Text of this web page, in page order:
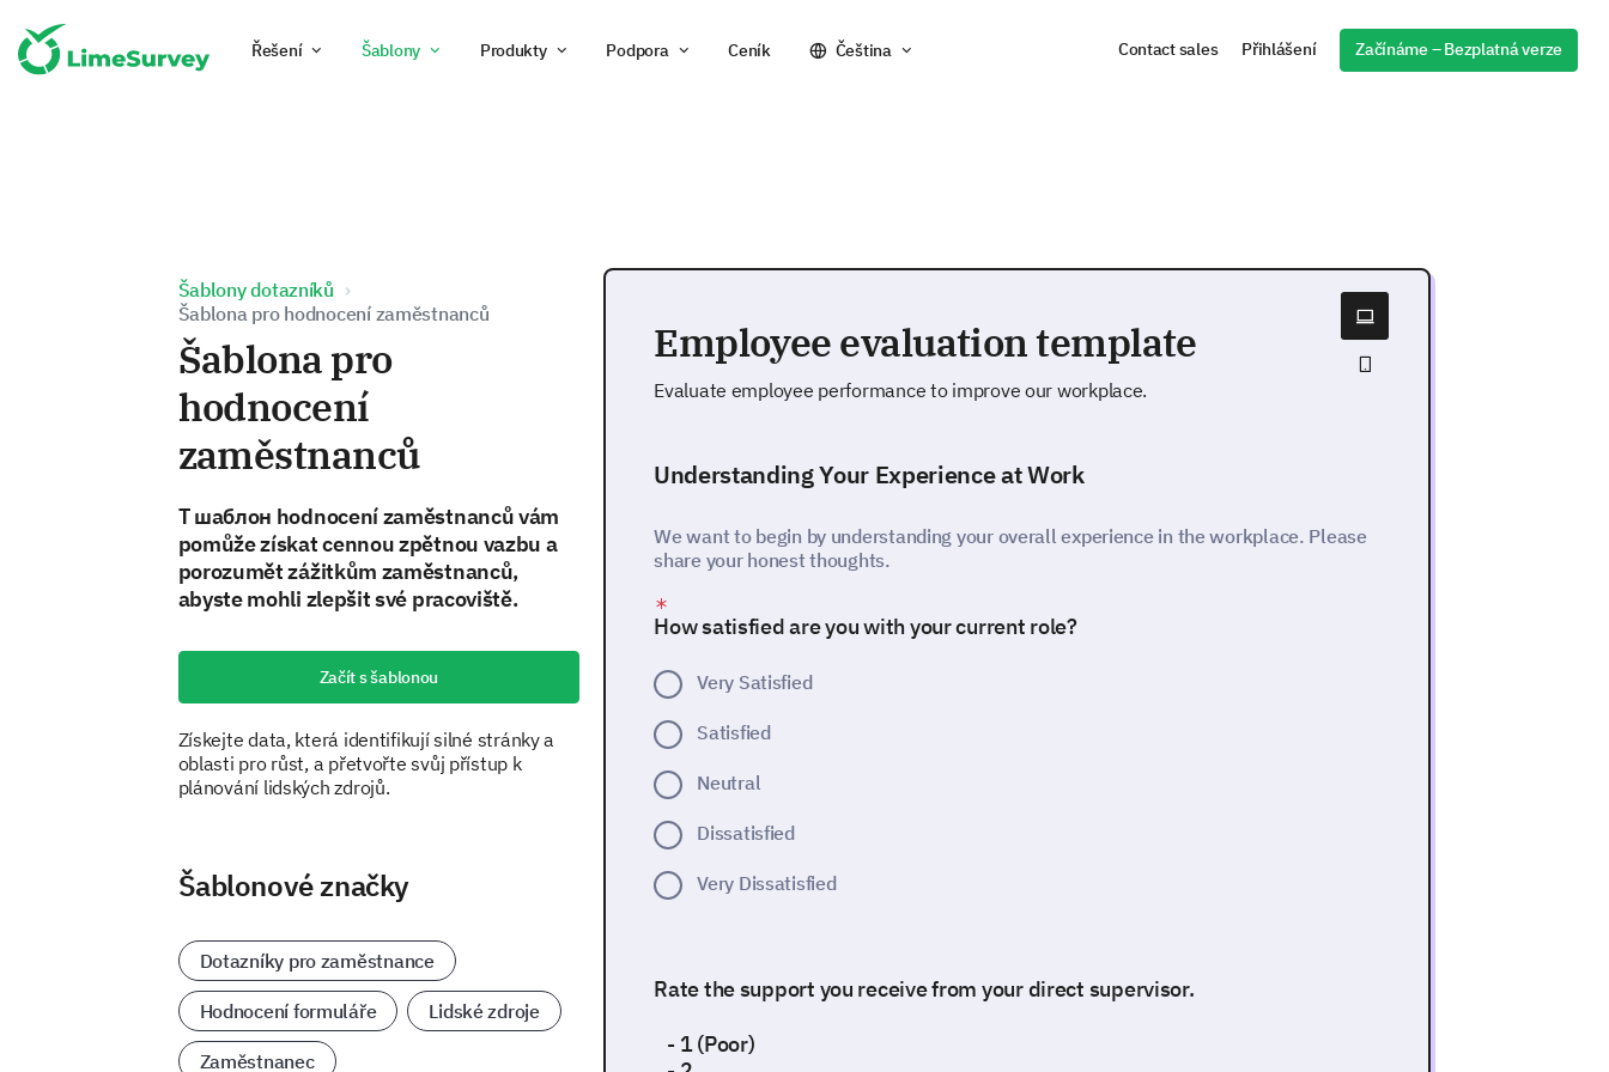
Řešení Šablony Produkty Podpora Ceník Čeština Contact sales Přihlášení Začínáme – Bezplatná verze
Šablony dotazníků
Šablona pro hodnocení zaměstnanců
Šablona pro
hodnocení
zaměstnanců
T шаблон hodnocení zaměstnanců vám
pomůže získat cennou zpětnou vazbu a
porozumět zážitkům zaměstnanců,
abyste mohli zlepšit své pracoviště.
Začít s šablonou
Získejte data, která identifikují silné stránky a
oblasti pro růst, a přetvořte svůj přístup k
plánování lidských zdrojů.
Šablonové značky
Dotazníky pro zaměstnance
Hodnocení formuláře Lidské zdroje
Zaměstnanec
Employee evaluation template
Evaluate employee performance to improve our workplace.
Understanding Your Experience at Work
We want to begin by understanding your overall experience in the workplace. Please
share your honest thoughts.
How satisfied are you with your current role?
Very Satisfied
Satisfied
Neutral
Dissatisfied
Very Dissatisfied
Rate the support you receive from your direct supervisor.
- 1 (Poor)